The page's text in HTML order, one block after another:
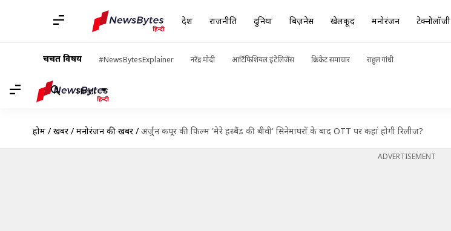
देश राजनीति दुनिया बिज़नेस खेलकूद मनोरंजन टेक्नोलॉजी
चर्चित विषय #NewsBytesExplainer नरेंद्र मोदी आर्टिफिशियल इंटेलिजेंस क्रिकेट समाचार राहुल गांधी
Hindi
होम / खबरें / मनोरंजन की खबरें / अर्जुन कपूर की फिल्म 'मेरे हस्बैंड की बीवी' सिनेमाघरों के बाद OTT पर कहां होगी रिलीज?
ADVERTISEMENT